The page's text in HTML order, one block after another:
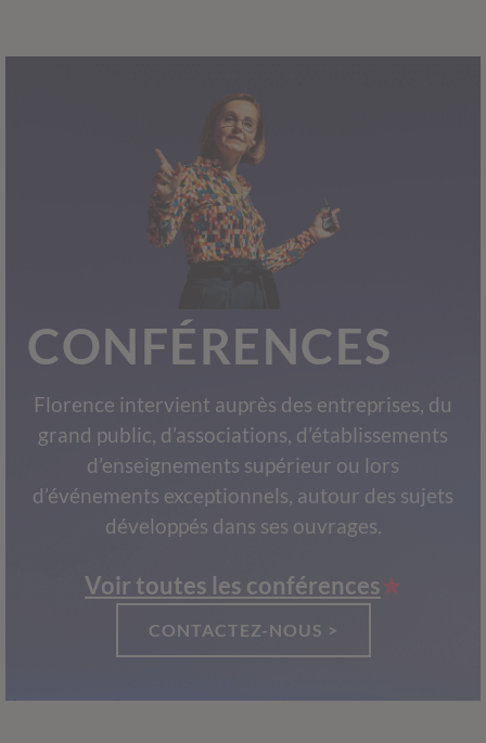
CONFÉRENCES
Florence intervient auprès des entreprises, du
grand public, d’associations, d’établissements
d’enseignements supérieur ou lors
d’événements exceptionnels, autour des sujets
développés dans ses ouvrages.
Voir toutes les conférences
CONTACTEZ-NOUS >